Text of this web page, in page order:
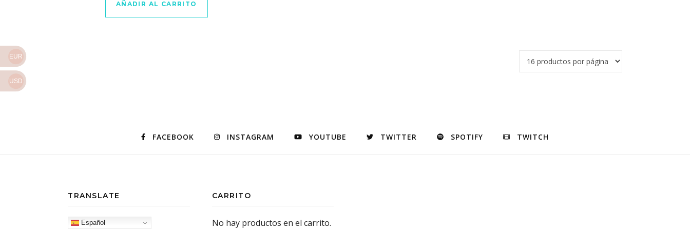
AÑADIR AL CARRITO
FACEBOOK INSTAGRAM YOUTUBE TWITTER SPOTIFY TWITCH
TRANSLATE
Español
CARRITO
No hay productos en el carrito.
EUR
USD